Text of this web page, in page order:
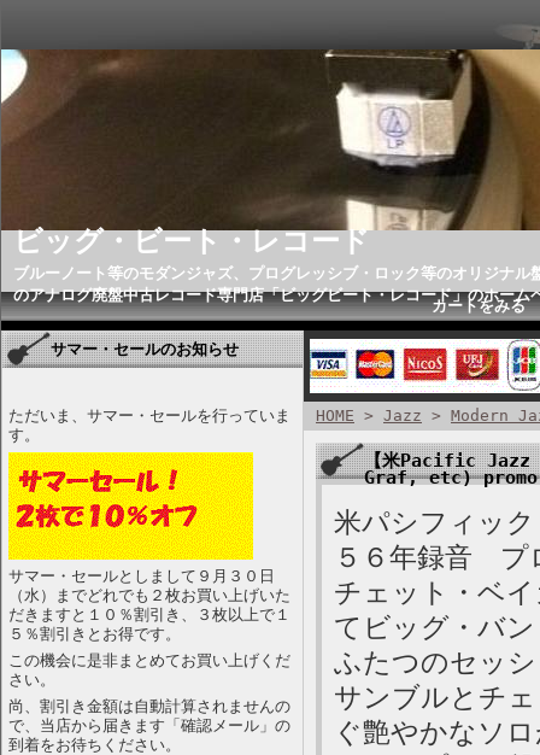
ビッグ・ビート・レコード
ブルーノート等のモダンジャズ、プログレッシブ・ロック等のオリジナル
のアナログ廃盤中古レコード専門店「ビッグビート・レコード」のホーム
カートをみる
サマー・セールのお知らせ
ただいま、サマー・セールを行っていま
す。
サマー・セールとしまして９月３０日
（水）までどれでも２枚お買い上げいた
だきますと１０％割引き、３枚以上で１
５％割引きとお得です。
この機会に是非まとめてお買い上げくだ
さい。
尚、割引き金額は自動計算されませんの
で、当店から届きます「確認メール」の
到着をお待ちください。
HOME > Jazz > Modern
【米Pacific Jazz
Graf, etc)
米パシフィッ
５６年録音 プ
チェット・ベ
てビッグ・バ
ふたつのセッ
サンブルとチ
ぐ艶やかなソ